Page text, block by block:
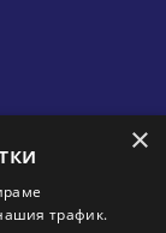
×
трафик.